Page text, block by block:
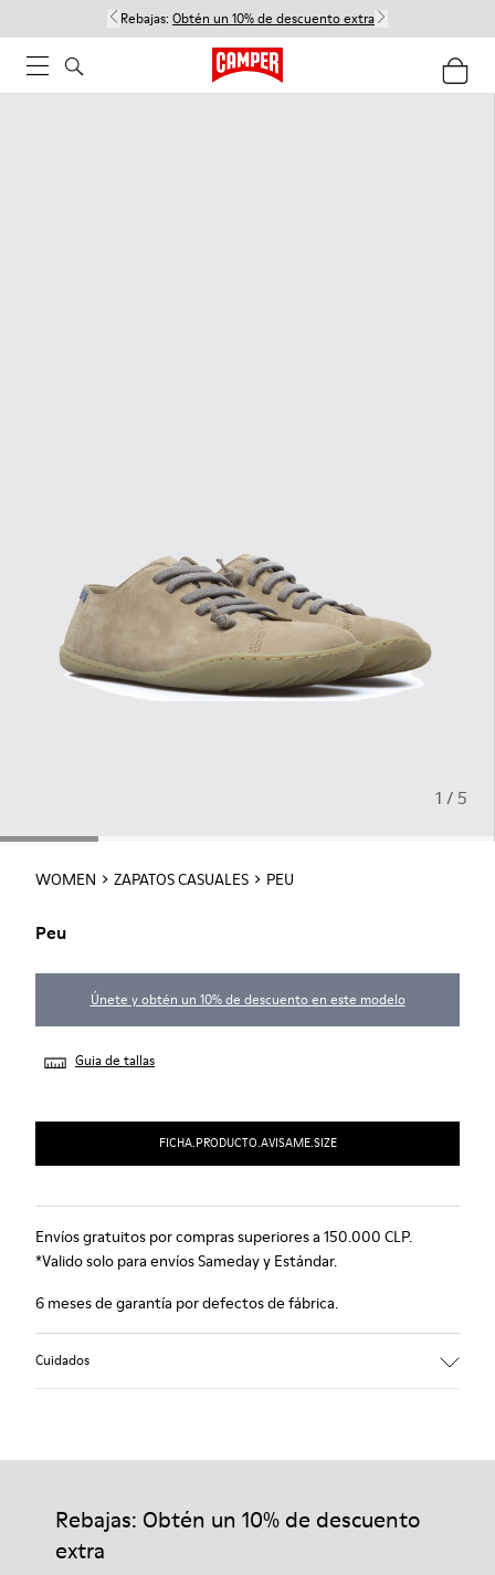
Rebajas: Obtén un 10% de descuento extra
1 / 5
WOMEN ZAPATOS CASUALES PEU
Peu
Únete y obtén un 10% de descuento en este modelo
Guia de tallas
FICHA.PRODUCTO.AVISAME.SIZE
Envíos gratuitos por compras superiores a 150.000 CLP.
*Valido solo para envíos Sameday y Estándar.
6 meses de garantía por defectos de fábrica.
Cuidados
Rebajas: Obtén un 10% de descuento
extra